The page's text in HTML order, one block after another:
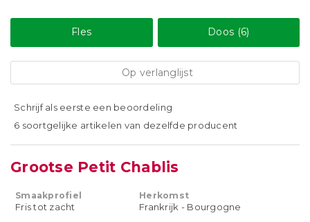
Fles Doos (6)
Op verlanglijst
Schrijf als eerste een beoordeling
6 soortgelijke artikelen van dezelfde producent
Grootse Petit Chablis
Smaakprofiel
Fris tot zacht
Herkomst
Frankrijk - Bourgogne